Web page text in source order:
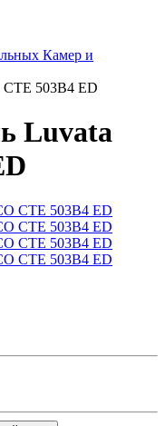
Камер и
CTE 503B4 ED
Luvata